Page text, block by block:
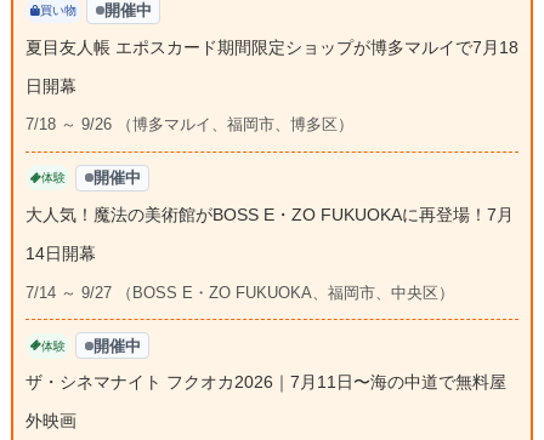
買い物 開催中
夏目友人帳 エポスカード期間限定ショップが博多マルイで7月18
日開幕
7/18 ～ 9/26 （博多マルイ、福岡市、博多区）
体験 開催中
大人気！魔法の美術館がBOSS E・ZO FUKUOKAに再登場！7月
14日開幕
7/14 ～ 9/27 （BOSS E・ZO FUKUOKA、福岡市、中央区）
体験 開催中
ザ・シネマナイト フクオカ2026｜7月11日〜海の中道で無料屋
外映画